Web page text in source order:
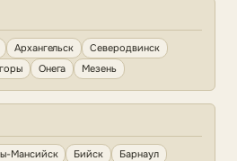
Архангельск
Северодвинск
Онега Мезень
Мансийск Бийск
Барнаул